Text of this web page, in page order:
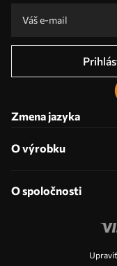
Propagačné kódy so zľavami na
Zmena jazyka
O výrobku
O spoločnosti